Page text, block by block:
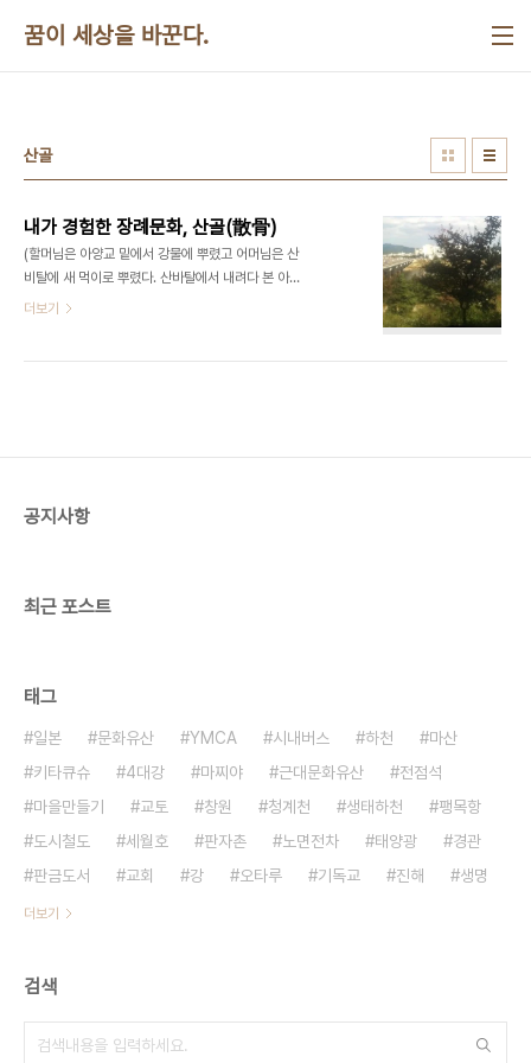
꿈이 세상을 바꾼다.
산골
내가 경험한 장례문화, 산골(散骨)
(할머님은 아양교 밑에서 강물에 뿌렸고 어머님은 산
비탈에 새 먹이로 뿌렸다. 산바탈에서 내려다 본 아양
교 주변 모습) 조선시대의 상장례가 전공인 국립민속
내에 산골공원인 추모의 숲을 마련하고 2020년까
더보기
공지사항
최근 포스트
태그
일본 문화유산 YMCA 시내버스 하천
마산
키타큐슈
4대강 마찌야 근대문화유산
전점석
마을만들기
교토 창원 청계천 생태하천
팽목항
도시철도
세월호 판자촌 노면전차 태양광
경관
판금도서
교회 강 오타루 기독교 진해 생명
더보기
검색